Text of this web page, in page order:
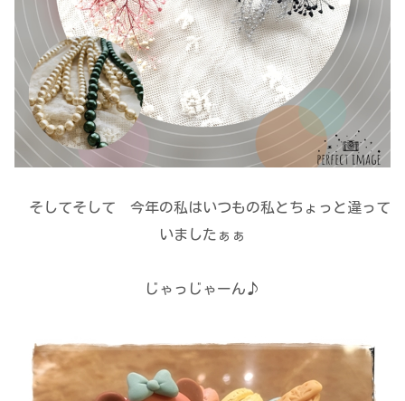
そしてそして 今年の私はいつもの私とちょっと違って
いましたぁぁ
じゃっじゃーん♪